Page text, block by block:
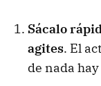
Sácalo
agites. El
de nada